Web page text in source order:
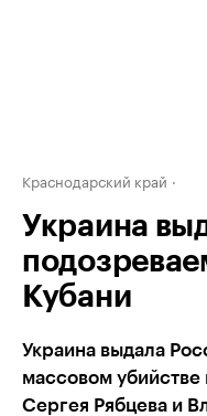
Краснодарский край
Украина
Кубани
Украина выдала
массовом убийстве
Сергея Рябцева и